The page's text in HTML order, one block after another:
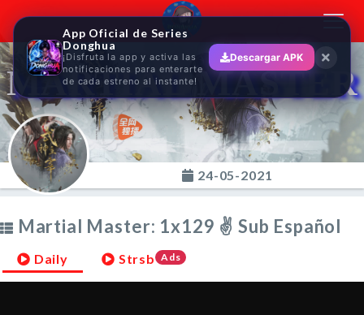
MARTIAL MASTER
24-05-2021
Martial Master: 1x129 ✌ Sub Español
Daily Strsb Ads
App Oficial de Series
Donghua
¡Disfruta la app y activa las
notificaciones para enterarte
de cada estreno al instante!
Descargar APK